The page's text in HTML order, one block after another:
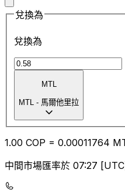
兌換為
兌換為
MTL
MTL - 馬爾他里拉
1.00 COP = 0.00011764
中間市場匯率於 07:27